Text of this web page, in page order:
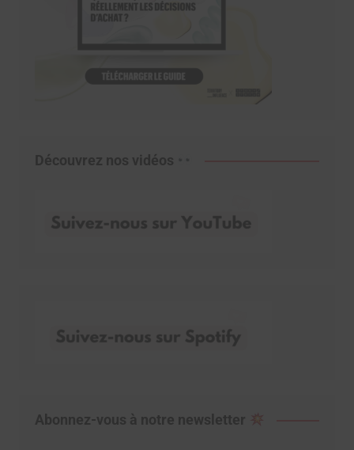
Découvrez nos vidéos
Abonnez-vous à notre newsletter